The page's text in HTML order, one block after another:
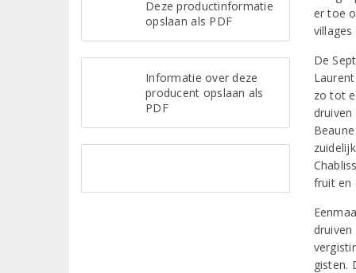
Deze productinformatie
opslaan als PDF
Informatie over deze
producent opslaan als
PDF
er toe
De
zo tot
fruit en
gisten.